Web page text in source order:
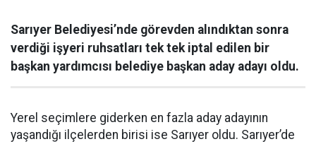
Sarıyer Belediyesi’nde görevden alındıktan sonra
verdiği işyeri ruhsatları tek tek iptal edilen bir
başkan yardımcısı belediye başkan aday adayı oldu.
Yerel seçimlere giderken en fazla aday adayının
yaşandığı ilçelerden birisi ise Sarıyer oldu. Sarıyer’de